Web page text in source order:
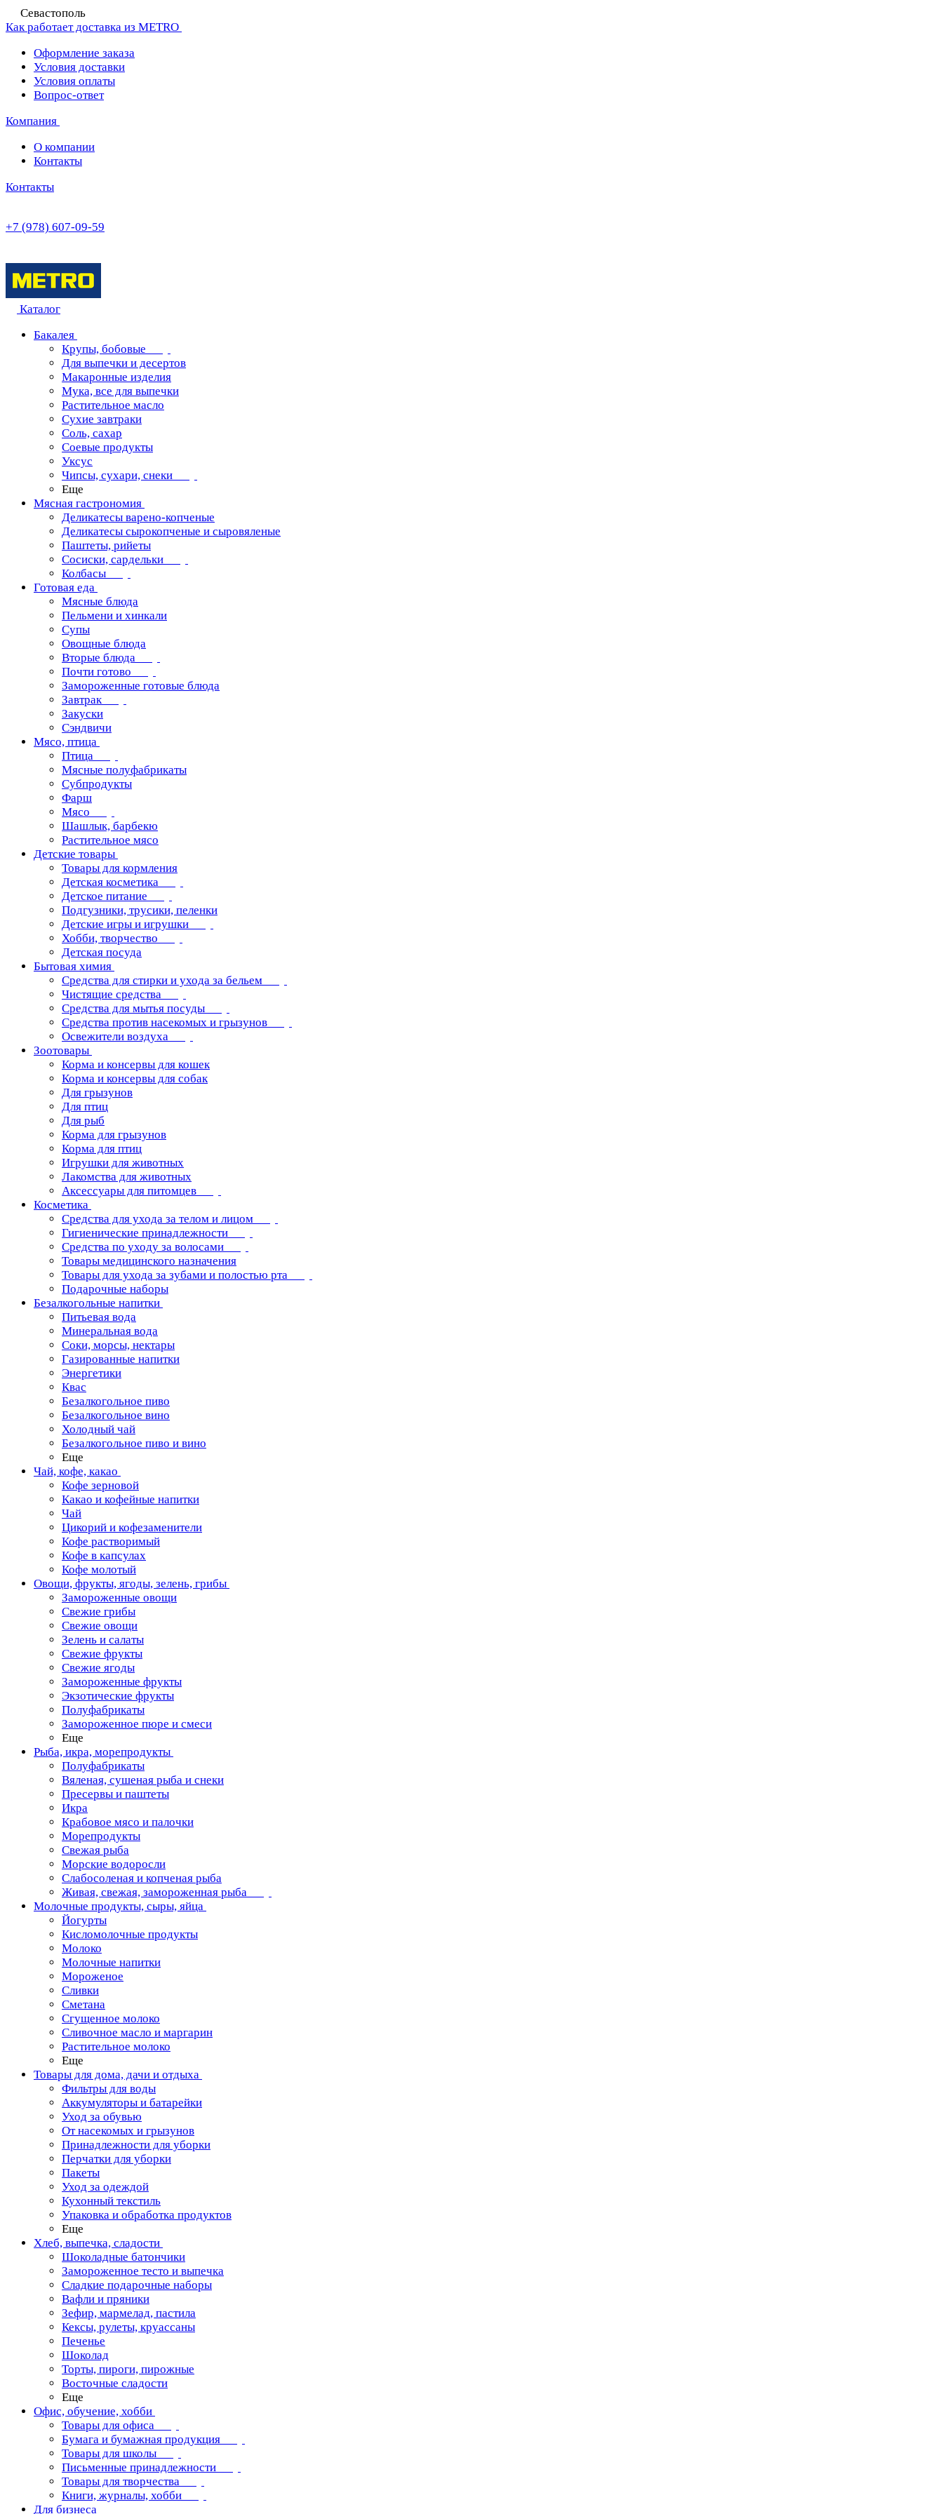
Севастополь
Как работает доставка из METRO
Оформление заказа
Условия доставки
Условия оплаты
Вопрос-ответ
Компания
О компании
Контакты
Контакты
+7 (978) 607-09-59
Каталог
Бакалея
Крупы, бобовые
Для выпечки и десертов
Макаронные изделия
Мука, все для выпечки
Растительное масло
Сухие завтраки
Соль, сахар
Соевые продукты
Уксус
Чипсы, сухари, снеки
Еще
Мясная гастрономия
Деликатесы варено-копченые
Деликатесы сырокопченые и сыровяленые
Паштеты, рийеты
Сосиски, сардельки
Колбасы
Готовая еда
Мясные блюда
Пельмени и хинкали
Супы
Овощные блюда
Вторые блюда
Почти готово
Замороженные готовые блюда
Завтрак
Закуски
Сэндвичи
Мясо, птица
Птица
Мясные полуфабрикаты
Субпродукты
Фарш
Мясо
Шашлык, барбекю
Растительное мясо
Детские товары
Товары для кормления
Детская косметика
Детское питание
Подгузники, трусики, пеленки
Детские игры и игрушки
Хобби, творчество
Детская посуда
Бытовая химия
Средства для стирки и ухода за бельем
Чистящие средства
Средства для мытья посуды
Средства против насекомых и грызунов
Освежители воздуха
Зоотовары
Корма и консервы для кошек
Корма и консервы для собак
Для грызунов
Для птиц
Для рыб
Корма для грызунов
Корма для птиц
Игрушки для животных
Лакомства для животных
Аксессуары для питомцев
Косметика
Средства для ухода за телом и лицом
Гигиенические принадлежности
Средства по уходу за волосами
Товары медицинского назначения
Товары для ухода за зубами и полостью рта
Подарочные наборы
Безалкогольные напитки
Питьевая вода
Минеральная вода
Соки, морсы, нектары
Газированные напитки
Энергетики
Квас
Безалкогольное пиво
Безалкогольное вино
Холодный чай
Безалкогольное пиво и вино
Еще
Чай, кофе, какао
Кофе зерновой
Какао и кофейные напитки
Чай
Цикорий и кофезаменители
Кофе растворимый
Кофе в капсулах
Кофе молотый
Овощи, фрукты, ягоды, зелень, грибы
Замороженные овощи
Свежие грибы
Свежие овощи
Зелень и салаты
Свежие фрукты
Свежие ягоды
Замороженные фрукты
Экзотические фрукты
Полуфабрикаты
Замороженное пюре и смеси
Еще
Рыба, икра, морепродукты
Полуфабрикаты
Вяленая, сушеная рыба и снеки
Пресервы и паштеты
Икра
Крабовое мясо и палочки
Морепродукты
Свежая рыба
Морские водоросли
Слабосоленая и копченая рыба
Живая, свежая, замороженная рыба
Молочные продукты, сыры, яйца
Йогурты
Кисломолочные продукты
Молоко
Молочные напитки
Мороженое
Сливки
Сметана
Сгущенное молоко
Сливочное масло и маргарин
Растительное молоко
Еще
Товары для дома, дачи и отдыха
Фильтры для воды
Аккумуляторы и батарейки
Уход за обувью
От насекомых и грызунов
Принадлежности для уборки
Перчатки для уборки
Пакеты
Уход за одеждой
Кухонный текстиль
Упаковка и обработка продуктов
Еще
Хлеб, выпечка, сладости
Шоколадные батончики
Замороженное тесто и выпечка
Сладкие подарочные наборы
Вафли и пряники
Зефир, мармелад, пастила
Кексы, рулеты, круассаны
Печенье
Шоколад
Торты, пироги, пирожные
Восточные сладости
Еще
Офис, обучение, хобби
Товары для офиса
Бумага и бумажная продукция
Товары для школы
Письменные принадлежности
Товары для творчества
Книги, журналы, хобби
Для бизнеса